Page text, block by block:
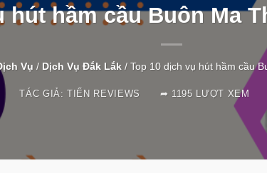
hút hầm cầu Buôn Ma
Vụ / Dịch Vụ Đắk Lắk/ Top 10 dịch vụ hút hầm cầu
TÁC GIẢ:TIẾN REVIEWS 1195 LƯỢT XEM